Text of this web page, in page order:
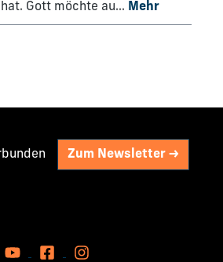
Gott möchte au… Mehr
Zum Newsletter ->